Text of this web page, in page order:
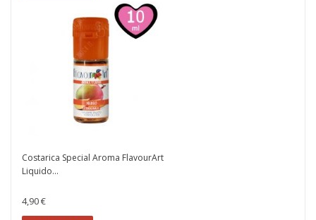
Costarica Special Aroma FlavourArt
Liquido...
4,90 €